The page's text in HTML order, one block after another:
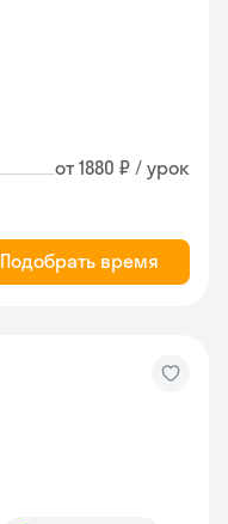
от 1880 ₽ / урок
Подобрать время